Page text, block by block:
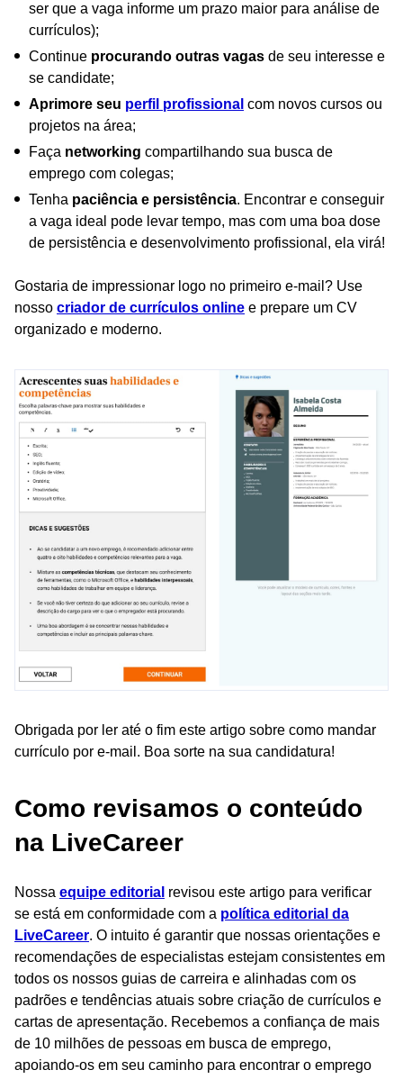
ser que a vaga informe um prazo maior para análise de
currículos);
Continue procurando outras vagas de seu interesse e
se candidate;
Aprimore seu perfil profissional com novos cursos ou
projetos na área;
Faça networking compartilhando sua busca de
emprego com colegas;
Tenha paciência e persistência. Encontrar e conseguir
a vaga ideal pode levar tempo, mas com uma boa dose
de persistência e desenvolvimento profissional, ela virá!
Gostaria de impressionar logo no primeiro e-mail? Use
nosso criador de currículos online e prepare um CV
organizado e moderno.
Obrigada por ler até o fim este artigo sobre como mandar
currículo por e-mail. Boa sorte na sua candidatura!
Como revisamos o conteúdo
na LiveCareer
Nossa equipe editorial revisou este artigo para verificar
se está em conformidade com a política editorial da
LiveCareer. O intuito é garantir que nossas orientações e
recomendações de especialistas estejam consistentes em
todos os nossos guias de carreira e alinhadas com os
padrões e tendências atuais sobre criação de currículos e
cartas de apresentação. Recebemos a confiança de mais
de 10 milhões de pessoas em busca de emprego,
apoiando-os em seu caminho para encontrar o emprego